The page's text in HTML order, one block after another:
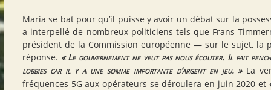
Maria se bat pour qu’il puisse y avoir un débat sur la
a interpellé de nombreux politiciens tels que Frans
président de la Commission européenne — sur le sujet, la
réponse. « Le gouvernement ne veut pas nous écouter. Il fait
lobbies car il y a une somme importante d’argent en jeu. »La
fréquences 5G aux opérateurs se déroulera en juin 2020 et